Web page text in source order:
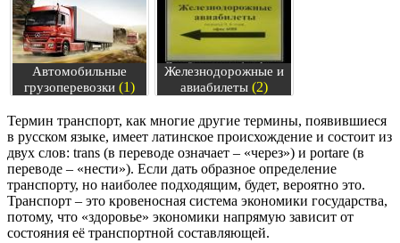
Автомобильные
грузоперевозки (1)
Железнодорожные и
авиабилеты (2)
Термин транспорт, как многие другие термины, появившиеся
в русском языке, имеет латинское происхождение и состоит из
двух слов: trans (в переводе означает – «через») и portare (в
переводе – «нести»). Если дать образное определение
транспорту, но наиболее подходящим, будет, вероятно это.
Транспорт – это кровеносная система экономики государства,
потому, что «здоровье» экономики напрямую зависит от
состояния её транспортной составляющей.